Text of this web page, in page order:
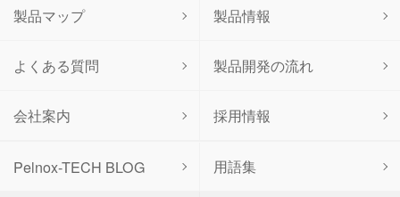
Pelnox-TECH BLOG 用語集
製品マップ 製品情報
よくある質問 製品開発の流れ
会社案内 採用情報